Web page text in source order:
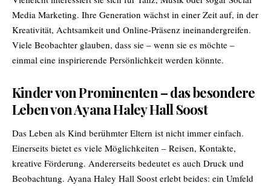
Media Marketing. Ihre Generation wächst in einer Zeit auf, in der
Kreativität, Achtsamkeit und Online-Präsenz ineinandergreifen.
Viele Beobachter glauben, dass sie – wenn sie es möchte –
einmal eine inspirierende Persönlichkeit werden könnte.
Kinder von Prominenten – das besondere
Leben von Ayana Haley Hall Soost
Das Leben als Kind berühmter Eltern ist nicht immer einfach.
Einerseits bietet es viele Möglichkeiten – Reisen, Kontakte,
kreative Förderung. Andererseits bedeutet es auch Druck und
Beobachtung. Ayana Haley Hall Soost erlebt beides: ein Umfeld